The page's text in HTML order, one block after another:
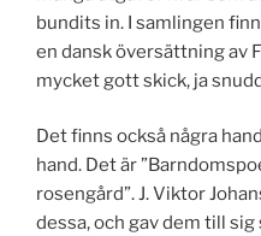
bundits in. I samlingen
en dansk översättning av
mycket gott skick, ja
Det finns också några
hand. Det är
rosengård”. J. Viktor
dessa, och gav dem till